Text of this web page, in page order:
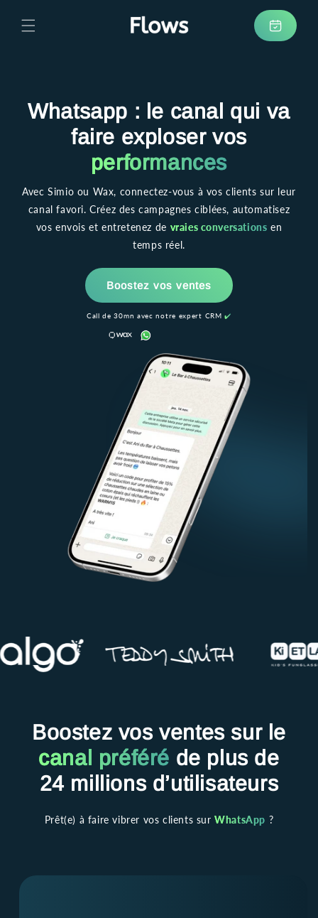
passer
au
Prendre
rendez-
Whatsapp : le canal qui va
faire exploser vos
performances
Avec Simio ou Wax, connectez-vous à vos clients sur leur
canal favori. Créez des campagnes ciblées, automatisez
vos envois et entretenez de vraies conversations en
temps réel.
Boostez vos ventes
Call de 30mn avec notre expert CRM✔️
Boostez vos ventes sur le
canal préféré de plus de
24 millions d’utilisateurs
Prêt(e) à faire vibrer vos clients surWhatsApp ?